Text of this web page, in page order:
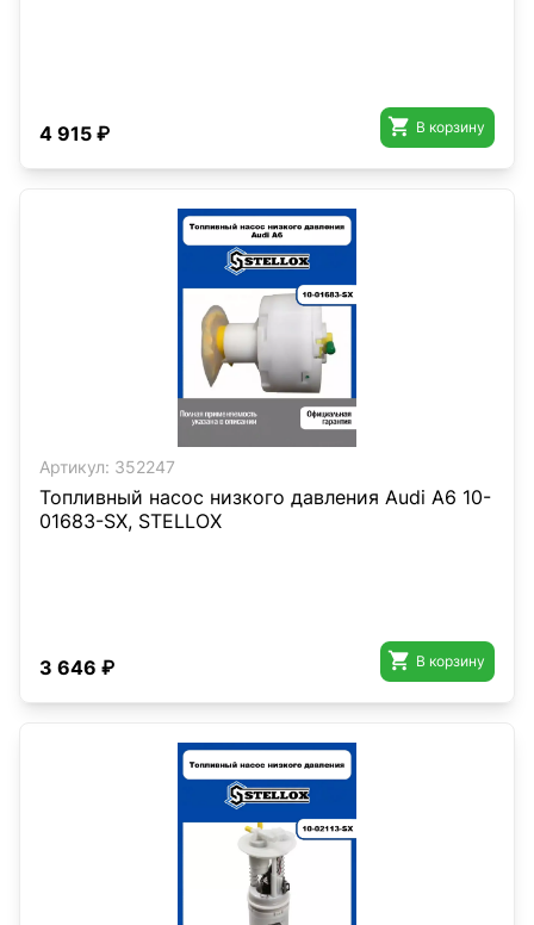
4 915 ₽  В корзину
Артикул: 352247
Топливный насос низкого давления Audi A6 10-
01683-SX, STELLOX
3 646 ₽  В корзину